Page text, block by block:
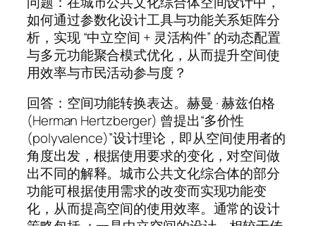
如何通过参数化设计工具与功能关系矩阵分
析，实现 “中立空间 + 灵活构件” 的动态配置
与多元功能聚合模式优化，从而提升空间使
用效率与市民活动参与度？
回答：空间功能转换表达。赫曼 · 赫兹伯格
(Herman Hertzberger) 曾提出“多价性
(polyvalence)”设计理论，即从空间使用者的
角度出发，根据使用要求的变化，对空间做
出不同的解释。城市公共文化综合体的部分
功能可根据使用需求的改变而实现功能变
化，从而提高空间的使用效率。通常的设计